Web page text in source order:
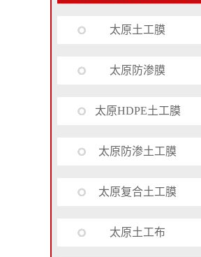
太原土工膜
太原防渗膜
太原HDPE土工膜
太原防渗土工膜
太原复合土工膜
太原土工布